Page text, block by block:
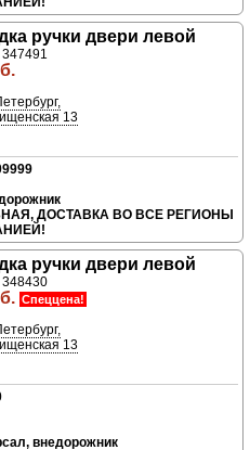
ручки двери левой
347491
13
ДОСТАВКА ВО ВСЕ РЕГИОНЫ
ручки двери левой
348430
Спеццена!
13
внедорожник